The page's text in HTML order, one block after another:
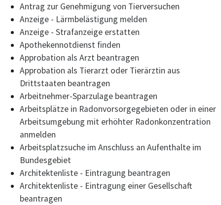
Antrag zur Genehmigung von Tierversuchen
Anzeige - Lärmbelästigung melden
Anzeige - Strafanzeige erstatten
Apothekennotdienst finden
Approbation als Arzt beantragen
Approbation als Tierarzt oder Tierärztin aus
Drittstaaten beantragen
Arbeitnehmer-Sparzulage beantragen
Arbeitsplätze in Radonvorsorgegebieten oder in einer
Arbeitsumgebung mit erhöhter Radonkonzentration
anmelden
Arbeitsplatzsuche im Anschluss an Aufenthalte im
Bundesgebiet
Architektenliste - Eintragung beantragen
Architektenliste - Eintragung einer Gesellschaft
beantragen